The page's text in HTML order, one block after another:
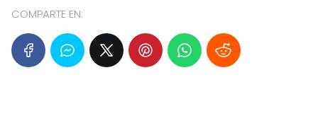
COMPARTE EN: